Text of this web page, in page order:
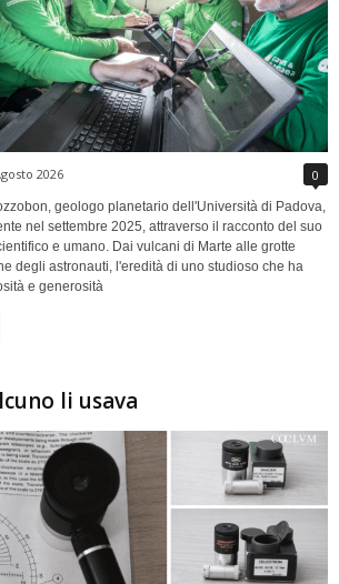
2026 0
geologo planetario dell'Università di Padova,
nel settembre 2025, attraverso il racconto del suo
e umano. Dai vulcani di Marte alle grotte
degli astronauti, l'eredità di uno studioso che ha
e generosità
li usava